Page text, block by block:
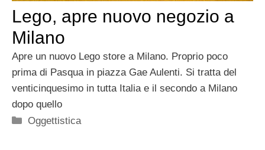
Lego, apre nuovo negozio a
Milano
Apre un nuovo Lego store a Milano. Proprio poco
prima di Pasqua in piazza Gae Aulenti. Si tratta del
venticinquesimo in tutta Italia e il secondo a Milano
dopo quello
Categorie
Oggettistica